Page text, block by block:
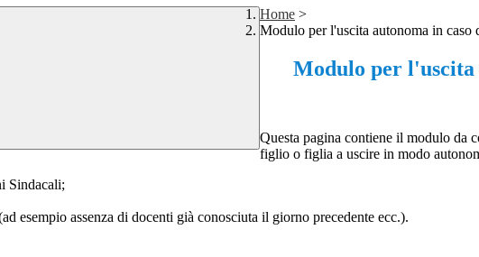
Home >
Modulo per l'uscita autonoma in caso
Modulo per l'uscita
Questa pagina contiene il modulo da
figlio o figlia a uscire in modo
Sindacali;
esempio assenza di docenti già conosciuta il giorno precedente ecc.).